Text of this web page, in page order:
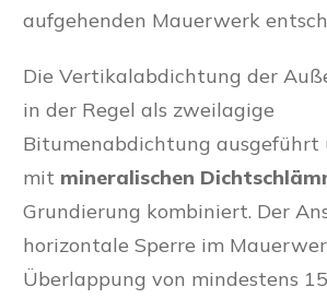
aufgehenden Mauerwerk
Die Vertikalabdichtung der
in der Regel als zweilagige
Bitumenabdichtung ausgeführt
mit mineralischen
Grundierung kombiniert. Der
horizontale Sperre im
Überlappung von mindestens